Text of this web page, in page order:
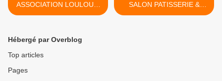
ASSOCIATION LOULOU 5
PAS
SALON PATISSERIE &
CHOCOLAT 2015 A
Hébergé par Overblog
Top articles
Pages